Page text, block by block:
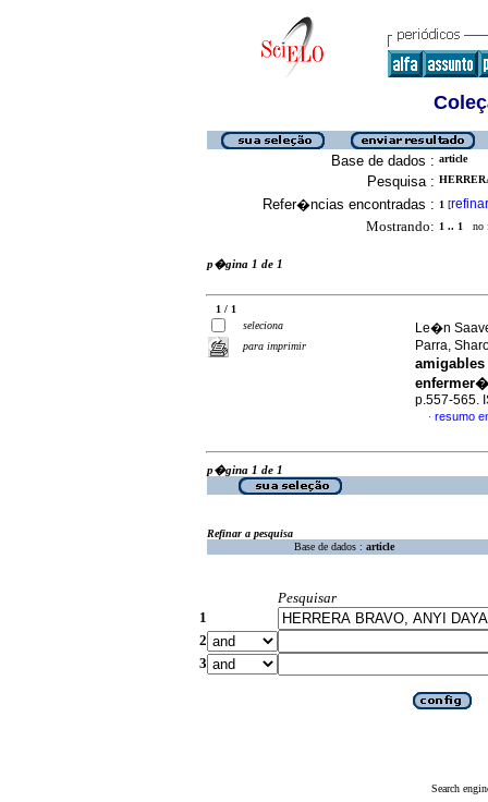
Base de dados : article
Pesquisa :
Refer�ncias encontradas : 1 [refinar
Mostrando: 1 .. 1 no
p�gina 1 de 1
1 / 1
seleciona
para imprimir
Le�n
Parra,
p.557-565.
· resumo
p�gina 1 de 1
Refinar a pesquisa
Base de dados : article
Pesquisar
1
2
3
Search